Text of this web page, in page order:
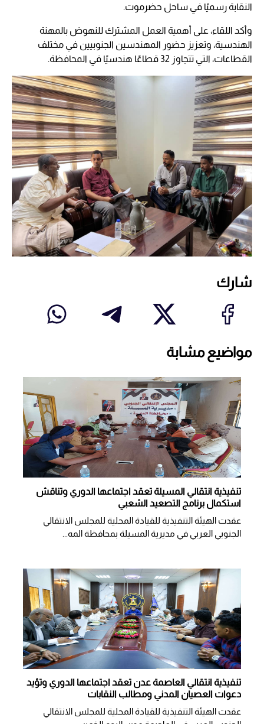
النقابة رسميًا في ساحل حضرموت.
وأكد اللقاء، على أهمية العمل المشترك للنهوض بالمهنة
الهندسية، وتعزيز حضور المهندسين الجنوبيين في مختلف
القطاعات، التي تتجاوز 32 قطاعًا هندسيًا في المحافظة.
شارك
مواضيع مشابة
تنفيذية انتقالي المسيلة تعقد اجتماعها الدوري وتناقش
استكمال برنامج التصعيد الشعبي
عقدت الهيئة التنفيذية للقيادة المحلية للمجلس الانتقالي
الجنوبي العربي في مديرية المسيلة بمحافظة المه...
تنفيذية انتقالي العاصمة عدن تعقد اجتماعها الدوري وتؤيد
دعوات العصيان المدني ومطالب النقابات
​عقدت الهيئة التنفيذية للقيادة المحلية للمجلس الانتقالي